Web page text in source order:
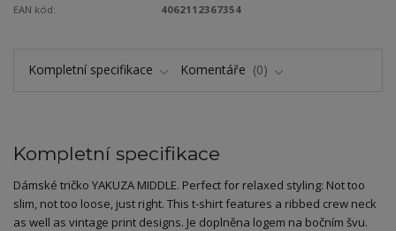
EAN kód:
4062112367354
Kompletní specifikace Komentáře 0
Kompletní specifikace
Dámské tričko YAKUZA MIDDLE. Perfect for relaxed styling: Not too
slim, not too loose, just right. This t-shirt features a ribbed crew neck
as well as vintage print designs. Je doplněna logem na bočním švu.